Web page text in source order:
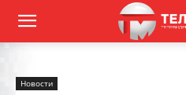
Новости